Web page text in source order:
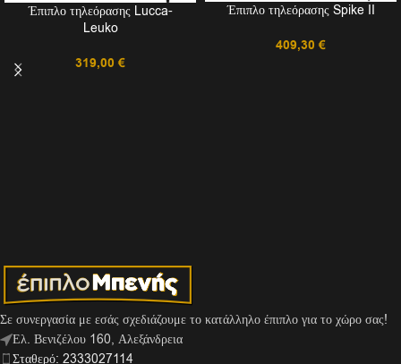
Έπιπλο τηλεόρασης Lucca-
Leuko
319,00 €
Έπιπλο τηλεόρασης Spike II
409,30 €
Σε συνεργασία με εσάς σχεδιάζουμε το κατάλληλο έπιπλο για το χώρο σας!
Ελ. Βενιζέλου 160, Αλεξάνδρεια
Σταθερό: 2333027114